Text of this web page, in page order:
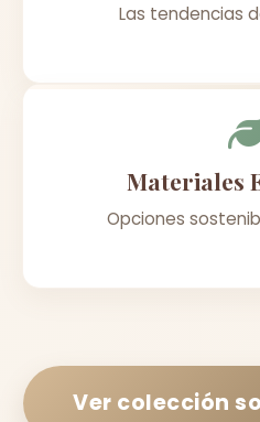
Las tendencias
Materiales
Opciones
Ver colección